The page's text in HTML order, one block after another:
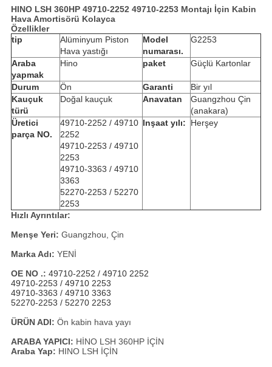
HINO LSH 360HP 49710-2252 49710-2253 Montajı İçin Kabin
Hava Amortisörü Kolayca
Özellikler
tip
Alüminyum Piston
Hava yastığı
Model
numarası.
G2253
Araba
yapmak
Hino paket Güçlü Kartonlar
Durum Ön Garanti
Bir yıl
Kauçuk
türü
Doğal kauçuk Anavatan
Guangzhou Çin
(anakara)
Üretici
parça NO.
49710-2252 / 49710
2252
49710-2253 / 49710
2253
49710-3363 / 49710
3363
52270-2253 / 52270
2253
Inşaat yılı: Herşey
Hızlı Ayrıntılar:
Menşe Yeri: Guangzhou, Çin
Marka Adı: YENİ
OE NO .: 49710-2252 / 49710 2252
49710-2253 / 49710 2253
49710-3363 / 49710 3363
52270-2253 / 52270 2253
ÜRÜN ADI: Ön kabin hava yayı
ARABA YAPICI: HİNO LSH 360HP İÇİN
Araba Yap: HINO LSH İÇİN